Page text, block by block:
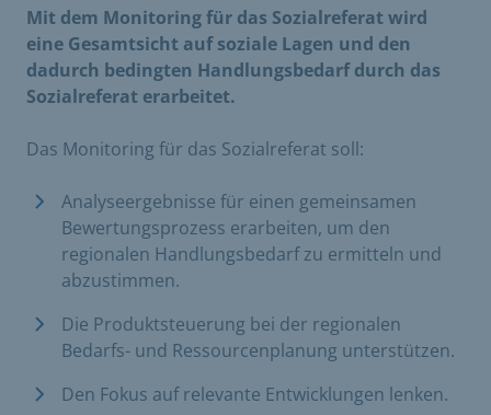
Mit dem Monitoring für das Sozialreferat wird
eine Gesamtsicht auf soziale Lagen und den
dadurch bedingten Handlungsbedarf durch das
Sozialreferat erarbeitet.
Das Monitoring für das Sozialreferat soll:
Analyseergebnisse für einen gemeinsamen
Bewertungsprozess erarbeiten, um den
regionalen Handlungsbedarf zu ermitteln und
abzustimmen.
Die Produktsteuerung bei der regionalen
Bedarfs- und Ressourcenplanung unterstützen.
Den Fokus auf relevante Entwicklungen lenken.